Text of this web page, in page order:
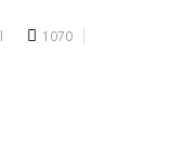
1070